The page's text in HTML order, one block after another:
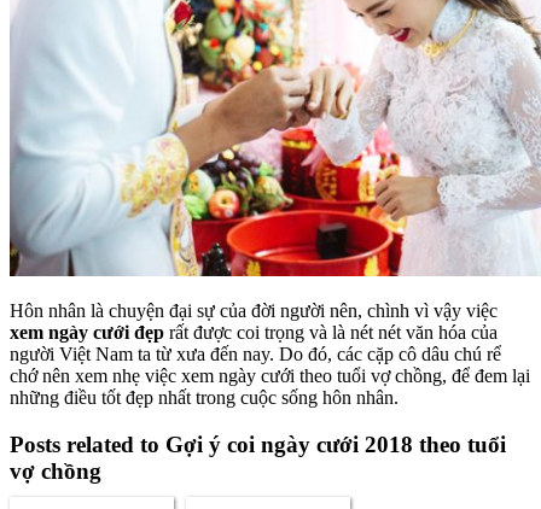
Hôn nhân là chuyện đại sự của đời người nên, chình vì vậy việc
xem ngày cưới đẹp rất được coi trọng và là nét nét văn hóa của
người Việt Nam ta từ xưa đến nay. Do đó, các cặp cô dâu chú rể
chớ nên xem nhẹ việc xem ngày cưới theo tuổi vợ chồng, để đem lại
những điều tốt đẹp nhất trong cuộc sống hôn nhân.
Posts related to Gợi ý coi ngày cưới 2018 theo tuổi
vợ chồng